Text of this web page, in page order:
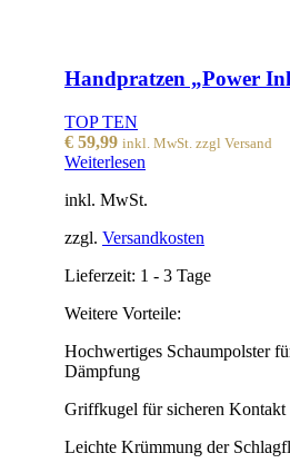
Handpratzen „Power
TOP TEN
€ 59,99 inkl. MwSt. zzgl Versand
Weiterlesen
inkl. MwSt.
zzgl. Versandkosten
Lieferzeit: 1 - 3 Tage
Weitere Vorteile:
Hochwertiges Schaumpolster
Dämpfung
Griffkugel für sicheren Kontakt
Leichte Krümmung der